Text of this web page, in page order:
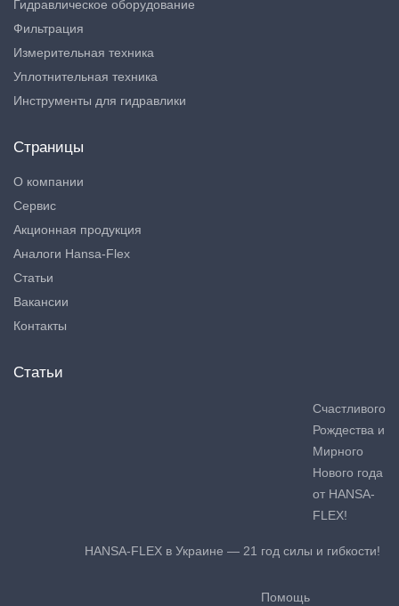
Гидравлическое оборудование
Фильтрация
Измерительная техника
Уплотнительная техника
Инструменты для гидравлики
Страницы
О компании
Сервис
Акционная продукция
Аналоги Hansa-Flex
Статьи
Вакансии
Контакты
Статьи
Счастливого
Рождества и
Мирного
Нового года
от HANSA-
FLEX!
HANSA-FLEX в Украине — 21 год силы и гибкости!
Помощь